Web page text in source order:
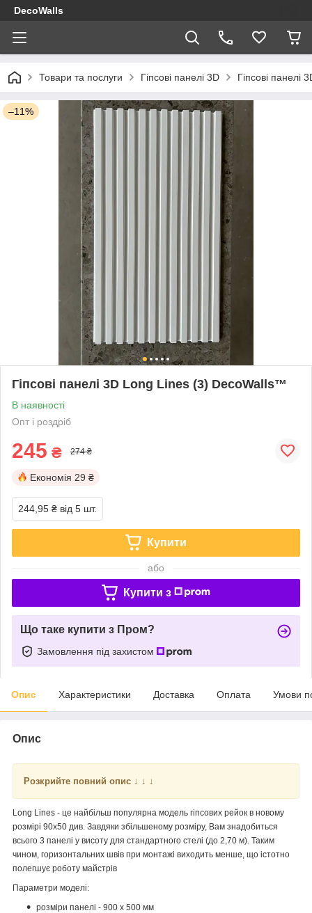
DecoWalls
Товари та послуги Гіпсові панелі 3D Гіпсові
–11%
Гіпсові панелі 3D Long Lines (3) DecoWalls™
В наявності
Опт і роздріб
245 ₴ 274 ₴
Економія 29 ₴
244,95 ₴ від 5 шт.
Купити
або
Купити з
Що таке купити з Пром?
Замовлення під захистом
Опис Характеристики Доставка Оплата Умови
Опис
Розкрийте повний опис ↓ ↓ ↓
Long Lines - це найбільш популярна модель гіпсових рейок в новому
розмірі 90х50 див. Завдяки збільшеному розміру, Вам знадобиться
всього 3 панелі у висоту для стандартного стелі (до 2,70 м). Таким
чином, горизонтальних швів при монтажі виходить менше, що істотно
полегшує роботу майстрів
Параметри моделі:
розміри панелі - 900 х 500 мм